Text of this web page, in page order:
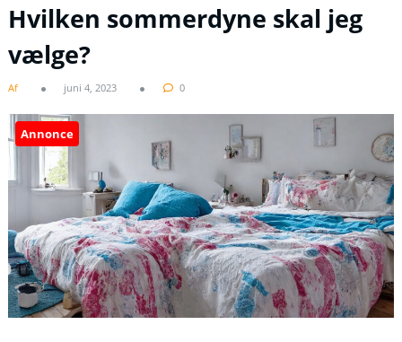
Hvilken sommerdyne skal jeg
vælge?
Af juni 4, 2023 0
Annonce